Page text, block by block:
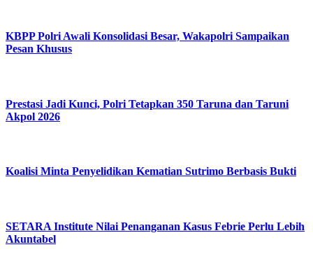
KBPP Polri Awali Konsolidasi Besar, Wakapolri Sampaikan
Pesan Khusus
Prestasi Jadi Kunci, Polri Tetapkan 350 Taruna dan Taruni
Akpol 2026
Koalisi Minta Penyelidikan Kematian Sutrimo Berbasis Bukti
SETARA Institute Nilai Penanganan Kasus Febrie Perlu Lebih
Akuntabel